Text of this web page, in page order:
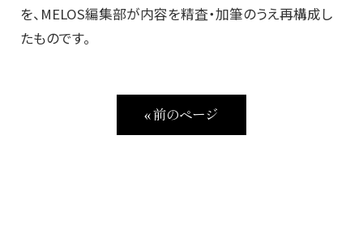
を、MELOS編集部が内容を精査・加筆のうえ再構成し
たものです。
« 前のページ